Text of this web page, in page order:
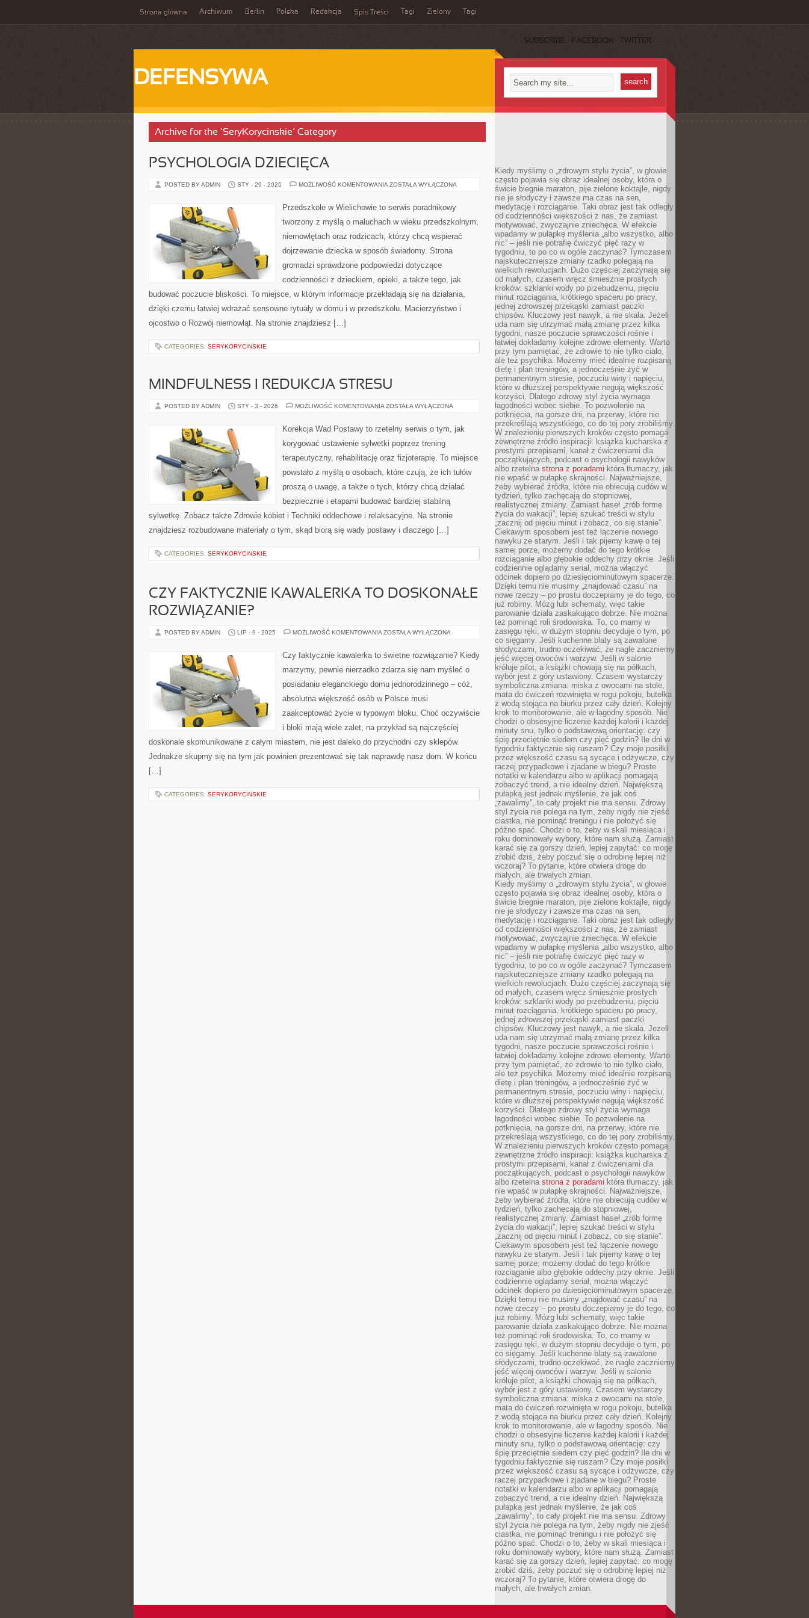
Strona główna Archiwum Berlin Polska Redakcja Spis Treści Tagi Zielony Tagi
SUBSCRIBE FACEBOOK TWITTER
DEFENSYWA
Archive for the ‘SeryKorycinskie’ Category
PSYCHOLOGIA DZIECIĘCA
POSTED BY ADMIN STY - 29 - 2026 MOŻLIWOŚĆ KOMENTOWANIA PSYCHOLOGIA
ZOSTAŁA WYŁĄCZONA
Przedszkole w Wielichowie to serwis poradnikowy
tworzony z myślą o maluchach w wieku przedszkolnym,
niemowlętach oraz rodzicach, którzy chcą wspierać
dojrzewanie dziecka w sposób świadomy. Strona
gromadzi sprawdzone podpowiedzi dotyczące
codzienności z dzieckiem, opieki, a także tego, jak
budować poczucie bliskości. To miejsce, w którym informacje przekładają się na działania,
dzięki czemu łatwiej wdrażać sensowne rytuały w domu i w przedszkolu. Macierzyństwo i
ojcostwo o Rozwój niemowląt. Na stronie znajdziesz […]
CATEGORIES: SERYKORYCINSKIE
MINDFULNESS I REDUKCJA STRESU
POSTED BY ADMIN STY - 3 - 2026 MOŻLIWOŚĆ KOMENTOWANIA MINDFULNESS
STRESU
ZOSTAŁA WYŁĄCZONA
Korekcja Wad Postawy to rzetelny serwis o tym, jak
korygować ustawienie sylwetki poprzez trening
terapeutyczny, rehabilitację oraz fizjoterapię. To miejsce
powstało z myślą o osobach, które czują, że ich tułów
proszą o uwagę, a także o tych, którzy chcą działać
bezpiecznie i etapami budować bardziej stabilną
sylwetkę. Zobacz także Zdrowie kobiet i Techniki oddechowe i relaksacyjne. Na stronie
znajdziesz rozbudowane materiały o tym, skąd biorą się wady postawy i dlaczego […]
CATEGORIES: SERYKORYCINSKIE
CZY FAKTYCZNIE KAWALERKA TO DOSKONAŁE
ROZWIĄZANIE?
POSTED BY ADMIN LIP - 9 - 2025 MOŻLIWOŚĆ KOMENTOWANIA CZY
TO
DOSKONAŁE
ZOSTAŁA WYŁĄCZONA
Czy faktycznie kawalerka to świetne rozwiązanie? Kiedy
marzymy, pewnie nierzadko zdarza się nam myśleć o
posiadaniu eleganckiego domu jednorodzinnego – cóż,
absolutna większość osób w Polsce musi
zaakceptować życie w typowym bloku. Choć oczywiście
i bloki mają wiele zalet, na przykład są najczęściej
doskonale skomunikowane z całym miastem, nie jest daleko do przychodni czy sklepów.
Jednakże skupmy się na tym jak powinien prezentować się tak naprawdę nasz dom. W końcu
[…]
CATEGORIES: SERYKORYCINSKIE
Kiedy myślimy o „zdrowym stylu życia”, w głowie
często pojawia się obraz idealnej osoby, która o
świcie biegnie maraton, pije zielone koktajle, nigdy
nie je słodyczy i zawsze ma czas na sen,
medytację i rozciąganie. Taki obraz jest tak odległy
od codzienności większości z nas, że zamiast
motywować, zwyczajnie zniechęca. W efekcie
wpadamy w pułapkę myślenia „albo wszystko, albo
nic” – jeśli nie potrafię ćwiczyć pięć razy w
tygodniu, to po co w ogóle zaczynać? Tymczasem
najskuteczniejsze zmiany rzadko polegają na
wielkich rewolucjach. Dużo częściej zaczynają się
od małych, czasem wręcz śmiesznie prostych
kroków: szklanki wody po przebudzeniu, pięciu
minut rozciągania, krótkiego spaceru po pracy,
jednej zdrowszej przekąski zamiast paczki
chipsów. Kluczowy jest nawyk, a nie skala. Jeżeli
uda nam się utrzymać małą zmianę przez kilka
tygodni, nasze poczucie sprawczości rośnie i
łatwiej dokładamy kolejne zdrowe elementy. Warto
przy tym pamiętać, że zdrowie to nie tylko ciało,
ale też psychika. Możemy mieć idealnie rozpisaną
dietę i plan treningów, a jednocześnie żyć w
permanentnym stresie, poczuciu winy i napięciu,
które w dłuższej perspektywie negują większość
korzyści. Dlatego zdrowy styl życia wymaga
łagodności wobec siebie. To pozwolenie na
potknięcia, na gorsze dni, na przerwy, które nie
przekreślają wszystkiego, co do tej pory zrobiliśmy.
W znalezieniu pierwszych kroków często pomaga
zewnętrzne źródło inspiracji: książka kucharska z
prostymi przepisami, kanał z ćwiczeniami dla
początkujących, podcast o psychologii nawyków
albo rzetelna strona z poradami która tłumaczy, jak
nie wpaść w pułapkę skrajności. Najważniejsze,
żeby wybierać źródła, które nie obiecują cudów w
tydzień, tylko zachęcają do stopniowej,
realistycznej zmiany. Zamiast haseł „zrób formę
życia do wakacji”, lepiej szukać treści w stylu
„zacznij od pięciu minut i zobacz, co się stanie”.
Ciekawym sposobem jest też łączenie nowego
nawyku ze starym. Jeśli i tak pijemy kawę o tej
samej porze, możemy dodać do tego krótkie
rozciąganie albo głębokie oddechy przy oknie. Jeśli
codziennie oglądamy serial, można włączyć
odcinek dopiero po dziesięciominutowym spacerze.
Dzięki temu nie musimy „znajdować czasu” na
nowe rzeczy – po prostu doczepiamy je do tego, co
już robimy. Mózg lubi schematy, więc takie
parowanie działa zaskakująco dobrze. Nie można
też pominąć roli środowiska. To, co mamy w
zasięgu ręki, w dużym stopniu decyduje o tym, po
co sięgamy. Jeśli kuchenne blaty są zawalone
słodyczami, trudno oczekiwać, że nagle zaczniemy
jeść więcej owoców i warzyw. Jeśli w salonie
króluje pilot, a książki chowają się na półkach,
wybór jest z góry ustawiony. Czasem wystarczy
symboliczna zmiana: miska z owocami na stole,
mata do ćwiczeń rozwinięta w rogu pokoju, butelka
z wodą stojąca na biurku przez cały dzień. Kolejny
krok to monitorowanie, ale w łagodny sposób. Nie
chodzi o obsesyjne liczenie każdej kalorii i każdej
minuty snu, tylko o podstawową orientację: czy
śpię przeciętnie siedem czy pięć godzin? Ile dni w
tygodniu faktycznie się ruszam? Czy moje posiłki
przez większość czasu są sycące i odżywcze, czy
raczej przypadkowe i zjadane w biegu? Proste
notatki w kalendarzu albo w aplikacji pomagają
zobaczyć trend, a nie idealny dzień. Największą
pułapką jest jednak myślenie, że jak coś
„zawalimy”, to cały projekt nie ma sensu. Zdrowy
styl życia nie polega na tym, żeby nigdy nie zjeść
ciastka, nie pominąć treningu i nie położyć się
późno spać. Chodzi o to, żeby w skali miesiąca i
roku dominowały wybory, które nam służą. Zamiast
karać się za gorszy dzień, lepiej zapytać: co mogę
zrobić dziś, żeby poczuć się o odrobinę lepiej niż
wczoraj? To pytanie, które otwiera drogę do
małych, ale trwałych zmian.
Kiedy myślimy o „zdrowym stylu życia”, w głowie
często pojawia się obraz idealnej osoby, która o
świcie biegnie maraton, pije zielone koktajle, nigdy
nie je słodyczy i zawsze ma czas na sen,
medytację i rozciąganie. Taki obraz jest tak odległy
od codzienności większości z nas, że zamiast
motywować, zwyczajnie zniechęca. W efekcie
wpadamy w pułapkę myślenia „albo wszystko, albo
nic” – jeśli nie potrafię ćwiczyć pięć razy w
tygodniu, to po co w ogóle zaczynać? Tymczasem
najskuteczniejsze zmiany rzadko polegają na
wielkich rewolucjach. Dużo częściej zaczynają się
od małych, czasem wręcz śmiesznie prostych
kroków: szklanki wody po przebudzeniu, pięciu
minut rozciągania, krótkiego spaceru po pracy,
jednej zdrowszej przekąski zamiast paczki
chipsów. Kluczowy jest nawyk, a nie skala. Jeżeli
uda nam się utrzymać małą zmianę przez kilka
tygodni, nasze poczucie sprawczości rośnie i
łatwiej dokładamy kolejne zdrowe elementy. Warto
przy tym pamiętać, że zdrowie to nie tylko ciało,
ale też psychika. Możemy mieć idealnie rozpisaną
dietę i plan treningów, a jednocześnie żyć w
permanentnym stresie, poczuciu winy i napięciu,
które w dłuższej perspektywie negują większość
korzyści. Dlatego zdrowy styl życia wymaga
łagodności wobec siebie. To pozwolenie na
potknięcia, na gorsze dni, na przerwy, które nie
przekreślają wszystkiego, co do tej pory zrobiliśmy.
W znalezieniu pierwszych kroków często pomaga
zewnętrzne źródło inspiracji: książka kucharska z
prostymi przepisami, kanał z ćwiczeniami dla
początkujących, podcast o psychologii nawyków
albo rzetelna strona z poradami która tłumaczy, jak
nie wpaść w pułapkę skrajności. Najważniejsze,
żeby wybierać źródła, które nie obiecują cudów w
tydzień, tylko zachęcają do stopniowej,
realistycznej zmiany. Zamiast haseł „zrób formę
życia do wakacji”, lepiej szukać treści w stylu
„zacznij od pięciu minut i zobacz, co się stanie”.
Ciekawym sposobem jest też łączenie nowego
nawyku ze starym. Jeśli i tak pijemy kawę o tej
samej porze, możemy dodać do tego krótkie
rozciąganie albo głębokie oddechy przy oknie. Jeśli
codziennie oglądamy serial, można włączyć
odcinek dopiero po dziesięciominutowym spacerze.
Dzięki temu nie musimy „znajdować czasu” na
nowe rzeczy – po prostu doczepiamy je do tego, co
już robimy. Mózg lubi schematy, więc takie
parowanie działa zaskakująco dobrze. Nie można
też pominąć roli środowiska. To, co mamy w
zasięgu ręki, w dużym stopniu decyduje o tym, po
co sięgamy. Jeśli kuchenne blaty są zawalone
słodyczami, trudno oczekiwać, że nagle zaczniemy
jeść więcej owoców i warzyw. Jeśli w salonie
króluje pilot, a książki chowają się na półkach,
wybór jest z góry ustawiony. Czasem wystarczy
symboliczna zmiana: miska z owocami na stole,
mata do ćwiczeń rozwinięta w rogu pokoju, butelka
z wodą stojąca na biurku przez cały dzień. Kolejny
krok to monitorowanie, ale w łagodny sposób. Nie
chodzi o obsesyjne liczenie każdej kalorii i każdej
minuty snu, tylko o podstawową orientację: czy
śpię przeciętnie siedem czy pięć godzin? Ile dni w
tygodniu faktycznie się ruszam? Czy moje posiłki
przez większość czasu są sycące i odżywcze, czy
raczej przypadkowe i zjadane w biegu? Proste
notatki w kalendarzu albo w aplikacji pomagają
zobaczyć trend, a nie idealny dzień. Największą
pułapką jest jednak myślenie, że jak coś
„zawalimy”, to cały projekt nie ma sensu. Zdrowy
styl życia nie polega na tym, żeby nigdy nie zjeść
ciastka, nie pominąć treningu i nie położyć się
późno spać. Chodzi o to, żeby w skali miesiąca i
roku dominowały wybory, które nam służą. Zamiast
karać się za gorszy dzień, lepiej zapytać: co mogę
zrobić dziś, żeby poczuć się o odrobinę lepiej niż
wczoraj? To pytanie, które otwiera drogę do
małych, ale trwałych zmian.